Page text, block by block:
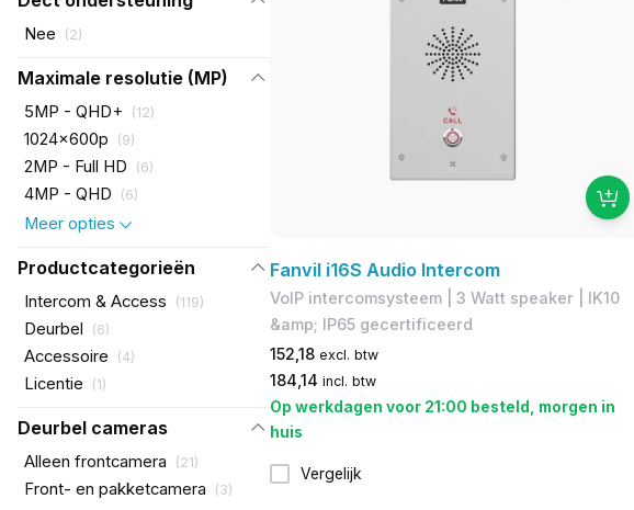
Nee (2)
Maximale resolutie (MP)
5MP - QHD+ (12)
1024x600p (9)
2MP - Full HD (6)
4MP - QHD (6)
Meer opties
Productcategorieën
Intercom & Access (119)
Deurbel (6)
Accessoire (4)
Licentie (1)
Deurbel cameras
Alleen frontcamera (21)
Front- en pakketcamera (3)
Fanvil i16S Audio Intercom
VoIP intercomsysteem | 3 Watt speaker | IK10
&amp; IP65 gecertificeerd
152,18 excl. btw
184,14 incl. btw
Op werkdagen voor 21:00 besteld, morgen in
huis
Vergelijk